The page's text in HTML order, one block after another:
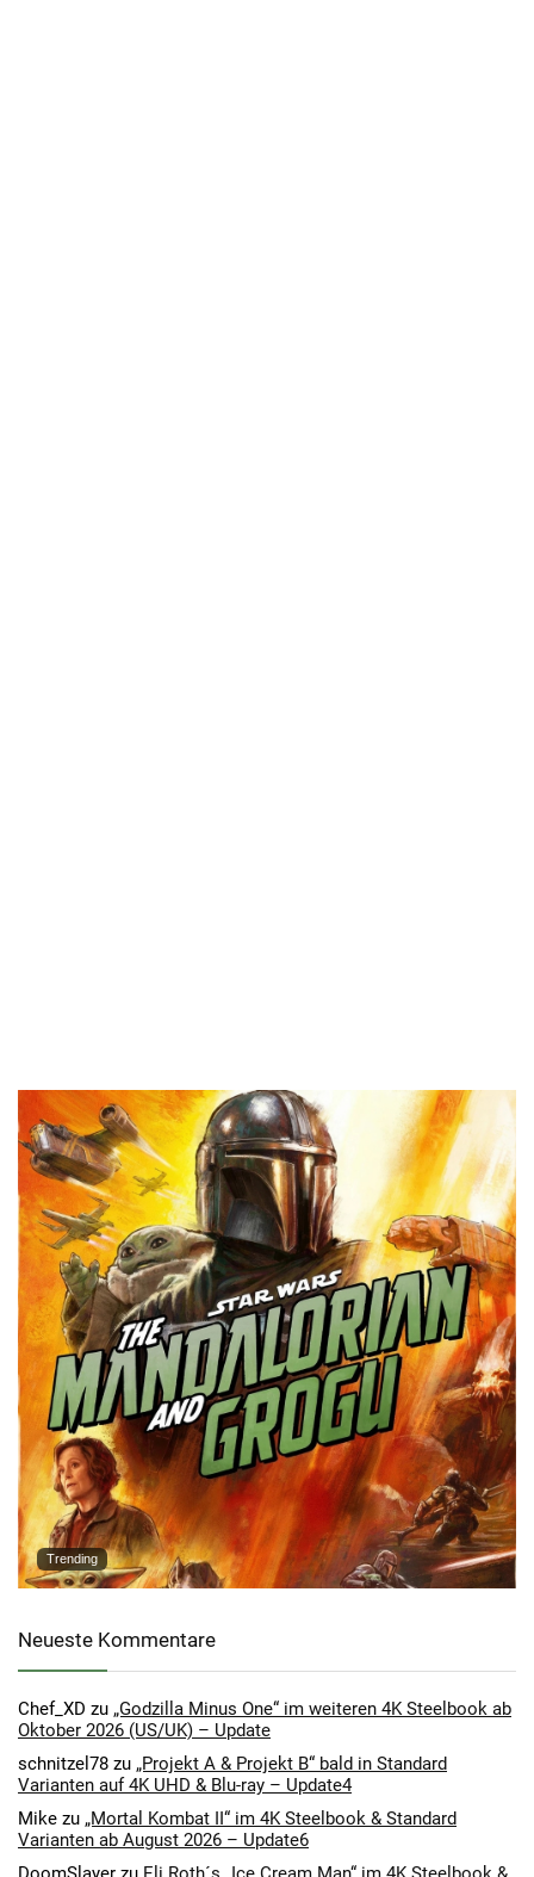
Trending
Neueste Kommentare
Chef_XD zu „Godzilla Minus One“ im weiteren 4K Steelbook ab
Oktober 2026 (US/UK) – Update
schnitzel78 zu „Projekt A & Projekt B“ bald in Standard
Varianten auf 4K UHD & Blu-ray – Update4
Mike zu „Mortal Kombat II“ im 4K Steelbook & Standard
Varianten ab August 2026 – Update6